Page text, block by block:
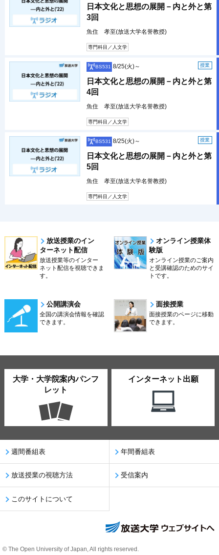
日本文化と思想の展開－内と外と第
3回
魚住 孝至(放送大学名誉教授)
専門科目／人文学
BS531 授業
8/25(火)～
日本文化と思想の展開－内と外と第
4回
魚住 孝至(放送大学名誉教授)
専門科目／人文学
BS531 授業
8/25(火)～
日本文化と思想の展開－内と外と第
5回
魚住 孝至(放送大学名誉教授)
専門科目／人文学
放送授業のイン
ターネット配信
放送授業等のインター
ネット配信を視聴できま
す。
オンライン授業体
験版
オンライン授業のご案内
と受講確認のためのサイ
トです。
公開講演会
全国の講演会情報を確認
できます。
面接授業
面接授業のページに移動
できます。
大学・大学院案内パンフ
レット
インターネット出願
週間番組表 年間番組表
放送授業の視聴方法 受信案内
このサイトについて
© The Open University of Japan, All rights reserved.